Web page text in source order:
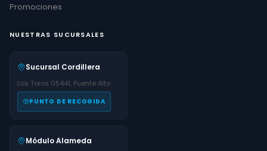
Promociones
NUESTRAS SUCURSALES
Sucursal Cordillera
Los Toros 05441, Puente Alto
PUNTO DE RECOGIDA
Módulo Alameda